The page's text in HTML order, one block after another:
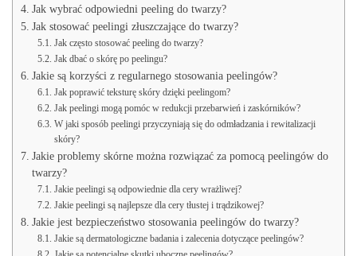
Jak wybrać odpowiedni peeling do twarzy?
Jak stosować peelingi złuszczające do twarzy?
Jak często stosować peeling do twarzy?
Jak dbać o skórę po peelingu?
Jakie są korzyści z regularnego stosowania peelingów?
Jak poprawić teksturę skóry dzięki peelingom?
Jak peelingi mogą pomóc w redukcji przebarwień i zaskórników?
W jaki sposób peelingi przyczyniają się do odmładzania i rewitalizacji
skóry?
Jakie problemy skórne można rozwiązać za pomocą peelingów do
twarzy?
Jakie peelingi są odpowiednie dla cery wrażliwej?
Jakie peelingi są najlepsze dla cery tłustej i trądzikowej?
Jakie jest bezpieczeństwo stosowania peelingów do twarzy?
Jakie są dermatologiczne badania i zalecenia dotyczące peelingów?